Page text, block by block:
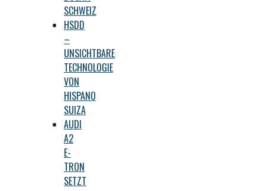
SCHWEIZ
HSDD
–
UNSICHTBARE
TECHNOLOGIE
VON
HISPANO
SUIZA
AUDI
A2
E-
TRON
SETZT